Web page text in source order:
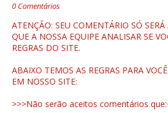
0 Comentários
ATENÇÃO: SEU COMENTÁRIO SÓ
QUE A NOSSA EQUIPE ANALISAR SE
REGRAS DO SITE.
ABAIXO TEMOS AS REGRAS PARA
EM NOSSO SITE:
>>>Não serão aceitos comentários